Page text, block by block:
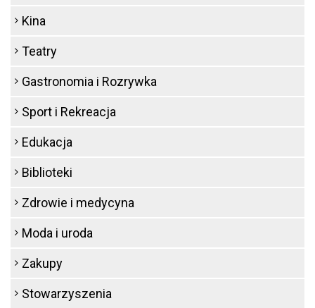
Kina
Teatry
Gastronomia i Rozrywka
Sport i Rekreacja
Edukacja
Biblioteki
Zdrowie i medycyna
Moda i uroda
Zakupy
Stowarzyszenia